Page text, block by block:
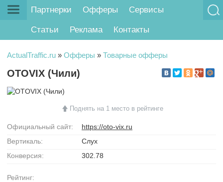
Партнерки Офферы Сервисы
Статьи Реклама Контакты
ActualTraffic.ru » Офферы » Товарные офферы
OTOVIX (Чили)
Поднять на 1 место в рейтинге
Официальный сайт:
https://oto-vix.ru
Вертикаль:
Слух
Конверсия:
302.78
Рейтинг: